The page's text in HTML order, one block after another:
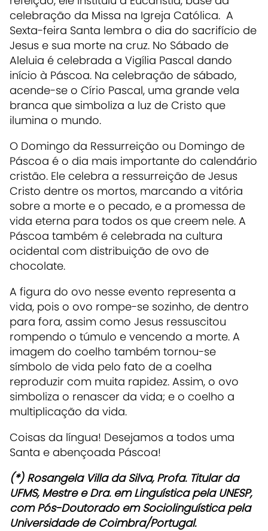
celebração da Missa na Igreja Católica. A
Sexta-feira Santa lembra o dia do sacrifício de
Jesus e sua morte na cruz. No Sábado de
Aleluia é celebrada a Vigília Pascal dando
início à Páscoa. Na celebração de sábado,
acende-se o Círio Pascal, uma grande vela
branca que simboliza a luz de Cristo que
ilumina o mundo.
O Domingo da Ressurreição ou Domingo de
Páscoa é o dia mais importante do calendário
cristão. Ele celebra a ressurreição de Jesus
Cristo dentre os mortos, marcando a vitória
sobre a morte e o pecado, e a promessa de
vida eterna para todos os que creem nele. A
Páscoa também é celebrada na cultura
ocidental com distribuição de ovo de
chocolate.
A figura do ovo nesse evento representa a
vida, pois o ovo rompe-se sozinho, de dentro
para fora, assim como Jesus ressuscitou
rompendo o túmulo e vencendo a morte. A
imagem do coelho também tornou-se
símbolo de vida pelo fato de a coelha
reproduzir com muita rapidez. Assim, o ovo
simboliza o renascer da vida; e o coelho a
multiplicação da vida.
Coisas da língua! Desejamos a todos uma
Santa e abençoada Páscoa!
(*) Rosangela Villa da Silva, Profa. Titular da
UFMS, Mestre e Dra. em Linguística pela UNESP,
com Pós-Doutorado em Sociolinguística pela
Universidade de Coimbra/Portugal.